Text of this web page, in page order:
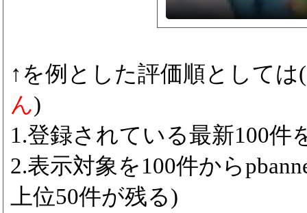
↑を例とした評価順としては(
ん)
1.登録されている最新100件
2.表示対象を100件から
上位50件が残る)